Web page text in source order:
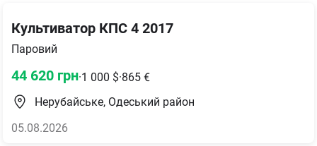
Культиватор КПС 4 2017
Паровий
44 620 грн·1 000 $·865 €
Нерубайське, Одеський район
05.08.2026